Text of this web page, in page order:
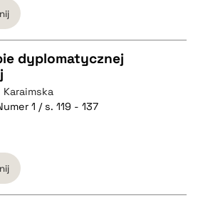
dyplomatycznej
Karaimska
1 / s. 119 - 137